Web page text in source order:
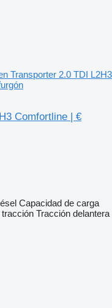
Transporter 2.0 TDI L2H3
Comfortline | €
Capacidad de carga
tracción Tracción delantera